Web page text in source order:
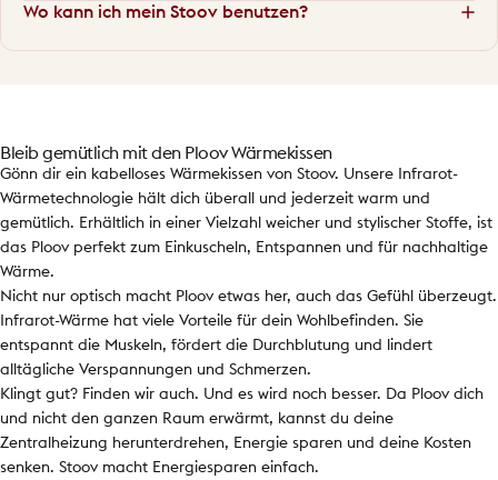
Wo kann ich mein Stoov benutzen?
Bleib gemütlich mit den Ploov Wärmekissen
Gönn dir ein kabelloses Wärmekissen von Stoov. Unsere Infrarot-
Wärmetechnologie hält dich überall und jederzeit warm und
gemütlich. Erhältlich in einer Vielzahl weicher und stylischer Stoffe, ist
das Ploov perfekt zum Einkuscheln, Entspannen und für nachhaltige
Wärme.
Nicht nur optisch macht Ploov etwas her, auch das Gefühl überzeugt.
Infrarot-Wärme hat viele Vorteile für dein Wohlbefinden. Sie
entspannt die Muskeln, fördert die Durchblutung und lindert
alltägliche Verspannungen und Schmerzen.
Klingt gut? Finden wir auch. Und es wird noch besser. Da Ploov dich
und nicht den ganzen Raum erwärmt, kannst du deine
Zentralheizung herunterdrehen, Energie sparen und deine Kosten
senken. Stoov macht Energiesparen einfach.